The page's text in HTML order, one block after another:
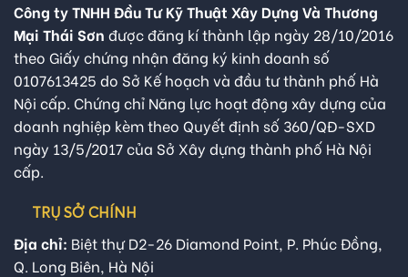
Công ty TNHH Đầu Tư Kỹ Thuật Xây Dựng Và Thương
Mại Thái Sơn được đăng kí thành lập ngày 28/10/2016
theo Giấy chứng nhận đăng ký kinh doanh số
0107613425 do Sở Kế hoạch và đầu tư thành phố Hà
Nội cấp. Chứng chỉ Năng lực hoạt động xây dựng của
doanh nghiệp kèm theo Quyết định số 360/QĐ-SXD
ngày 13/5/2017 của Sở Xây dựng thành phố Hà Nội
cấp.
TRỤ SỞ CHÍNH
Địa chỉ: Biệt thự D2-26 Diamond Point, P. Phúc Đồng,
Q. Long Biên, Hà Nội